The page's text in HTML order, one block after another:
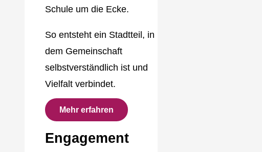
Schule um die Ecke.
So entsteht ein Stadtteil, in
dem Gemeinschaft
selbstverständlich ist und
Vielfalt verbindet.
Mehr erfahren
Engagement